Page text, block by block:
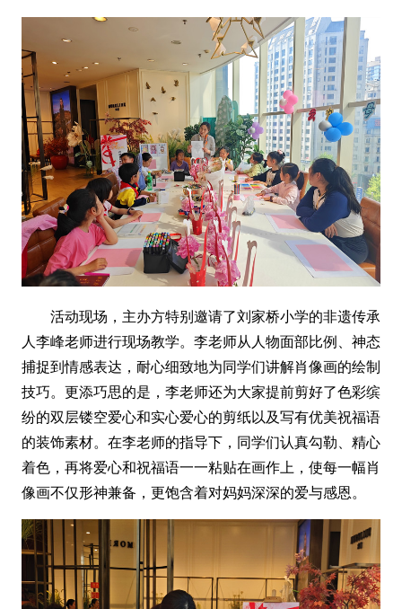
活动现场，主办方特别邀请了刘家桥小学的非遗传承
人李峰老师进行现场教学。李老师从人物面部比例、神态
捕捉到情感表达，耐心细致地为同学们讲解肖像画的绘制
技巧。更添巧思的是，李老师还为大家提前剪好了色彩缤
纷的双层镂空爱心和实心爱心的剪纸以及写有优美祝福语
的装饰素材。在李老师的指导下，同学们认真勾勒、精心
着色，再将爱心和祝福语一一粘贴在画作上，使每一幅肖
像画不仅形神兼备，更饱含着对妈妈深深的爱与感恩。